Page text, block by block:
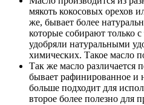
мякоть кокосовых орехов
же, бывает более
которые собирают только с
удобряли натуральными
химических. Такое масло
Так же масло различается
бывает рафинированное и
больше подходит для
второе более полезно для